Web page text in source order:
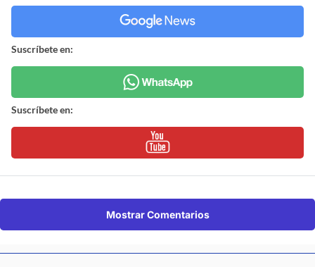
Suscríbete en:
Suscríbete en:
Mostrar Comentarios